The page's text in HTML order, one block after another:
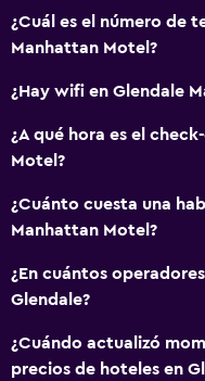
¿Cuál es el número de
Manhattan Motel?
¿Hay wifi en Glendale
¿A qué hora es el
Motel?
¿Cuánto cuesta una
Manhattan Motel?
¿En cuántos
Glendale?
¿Cuándo actualizó
precios de hoteles en